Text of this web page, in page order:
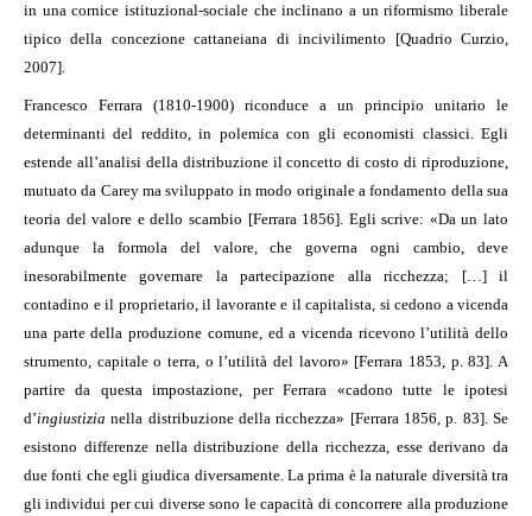
in una cornice istituzional-sociale che inclinano a un riformismo liberale
tipico della concezione cattaneiana di incivilimento [Quadrio Curzio,
2007].
Francesco Ferrara (1810-1900) riconduce a un principio unitario le
determinanti del reddito, in polemica con gli economisti classici. Egli
estende all’analisi della distribuzione il concetto di costo di riproduzione,
mutuato da Carey ma sviluppato in modo originale a fondamento della sua
teoria del valore e dello scambio [Ferrara 1856]. Egli scrive: «Da un lato
adunque la formola del valore, che governa ogni cambio, deve
inesorabilmente governare la partecipazione alla ricchezza; […] il
contadino e il proprietario, il lavorante e il capitalista, si cedono a vicenda
una parte della produzione comune, ed a vicenda ricevono l’utilità dello
strumento, capitale o terra, o l’utilità del lavoro» [Ferrara 1853, p. 83]. A
partire da questa impostazione, per Ferrara «cadono tutte le ipotesi
d’ingiustizia nella distribuzione della ricchezza» [Ferrara 1856, p. 83]. Se
esistono differenze nella distribuzione della ricchezza, esse derivano da
due fonti che egli giudica diversamente. La prima è la naturale diversità tra
gli individui per cui diverse sono le capacità di concorrere alla produzione